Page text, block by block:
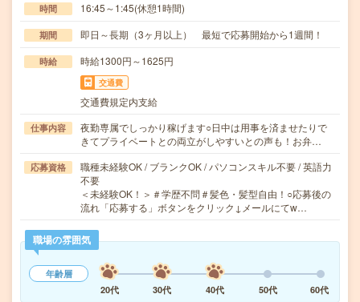
時間 16:45～1:45(休憩1時間)
期間 即日～長期（3ヶ月以上） 最短で応募開始から1週間！
時給 時給1300円～1625円
交通費
交通費規定内支給
仕事内容
夜勤専属でしっかり稼げます○日中は用事を済ませたりで
きてプライベートとの両立がしやすいとの声も！お弁…
応募資格
職種未経験OK / ブランクOK / パソコンスキル不要 / 英語力
不要
＜未経験OK！＞＃学歴不問＃髪色・髪型自由！○応募後の
流れ「応募する」ボタンをクリック↓メールにてw…
職場の雰囲気
年齢層
20代
30代 40代 50代 60代